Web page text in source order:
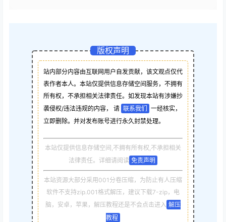
版权声明
站内部分内容由互联网用户自发贡献，该文观点仅代
表作者本人。本站仅提供信息存储空间服务，不拥有
所有权，不承担相关法律责任。如发现本站有涉嫌抄
袭侵权/违法违规的内容， 请 联系我们
一经核实，
立即删除。并对发布账号进行永久封禁处理。
本站仅提供信息存储空间,不拥有所有权,不承担相关
法律责任。详细请阅读 免责声明
本站资源大部分采用001分卷压缩，为防止有人压缩
软件不支持zip.001格式解压，建议下载7-zip，电
脑，安卓，苹果，解压教程还是不会点击进入 解压
教程